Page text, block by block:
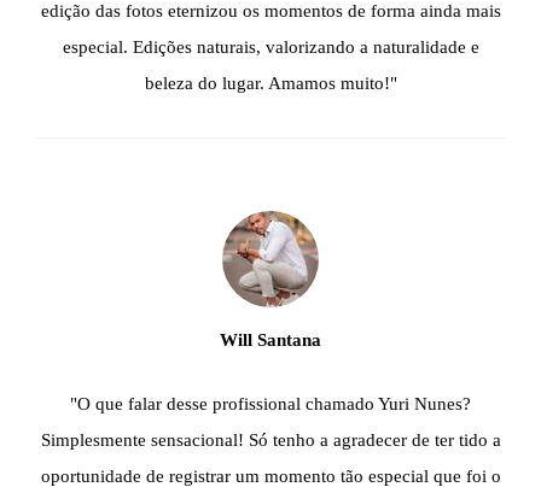
edição das fotos eternizou os momentos de forma ainda mais
especial. Edições naturais, valorizando a naturalidade e
beleza do lugar. Amamos muito!"
"O que falar desse profissional chamado Yuri Nunes?
Simplesmente sensacional! Só tenho a agradecer de ter tido a
oportunidade de registrar um momento tão especial que foi o
Will Santana